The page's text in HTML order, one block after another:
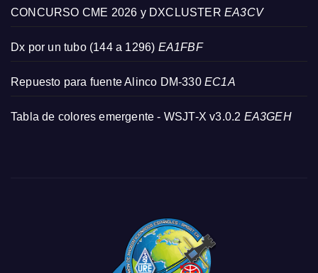
CONCURSO CME 2026 y DXCLUSTER EA3CV
Dx por un tubo (144 a 1296) EA1FBF
Repuesto para fuente Alinco DM-330 EC1A
Tabla de colores emergente - WSJT-X v3.0.2 EA3GEH